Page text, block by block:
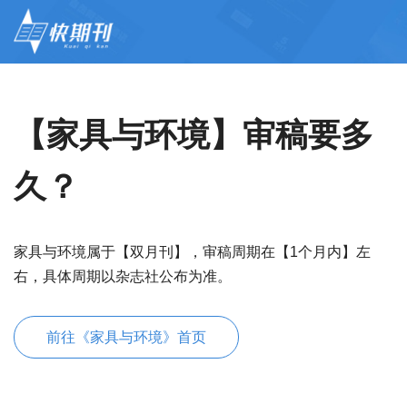
【家具与环境】审稿要多
久？
家具与环境属于【双月刊】，审稿周期在【1个月内】左
右，具体周期以杂志社公布为准。
前往《家具与环境》首页